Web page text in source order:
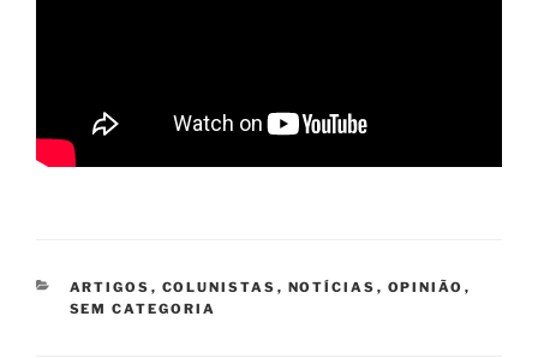
CATEGORIAS
ARTIGOS , COLUNISTAS , NOTÍCIAS , OPINIÃO ,
SEM CATEGORIA